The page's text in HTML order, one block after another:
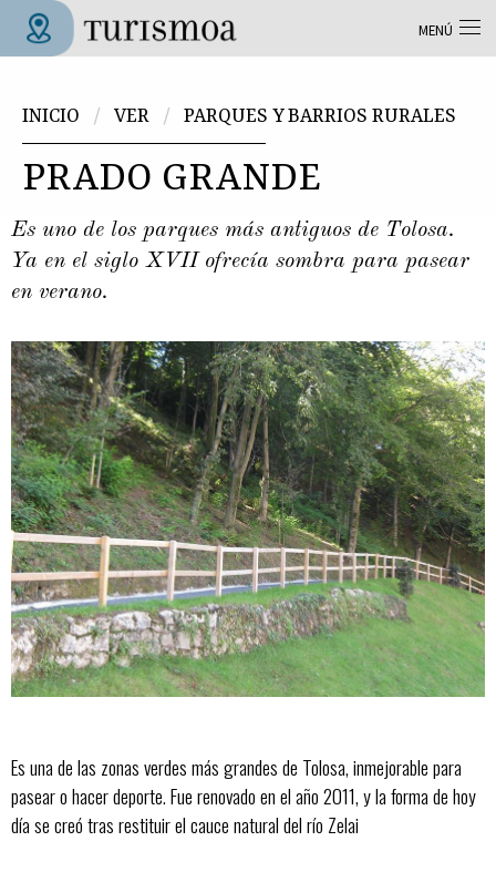
Pasar al contenido principal
INICIO
VER PARQUES Y BARRIOS RURALES
PRADO GRANDE
Es uno de los parques más antiguos de Tolosa.
Ya en el siglo XVII ofrecía sombra para pasear
en verano.
Es una de las zonas verdes más grandes de Tolosa, inmejorable para
pasear o hacer deporte. Fue renovado en el año 2011, y la forma de hoy
día se creó tras restituir el cauce natural del río Zelai
MENÚ